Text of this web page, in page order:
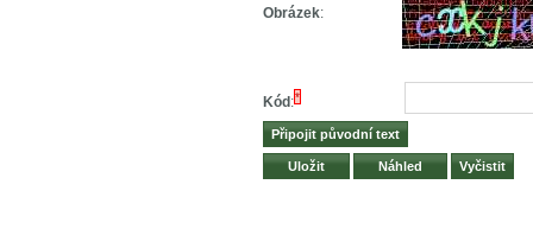
Obrázek:
Kód :*